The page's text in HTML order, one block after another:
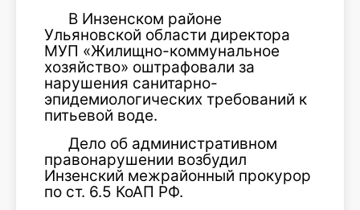
В Инзенском районе
Ульяновской области директора
МУП «Жилищно-коммунальное
хозяйство» оштрафовали за
нарушения санитарно-
эпидемиологических требований к
питьевой воде.
Дело об административном
правонарушении возбудил
Инзенский межрайонный прокурор
по ст. 6.5 КоАП РФ.